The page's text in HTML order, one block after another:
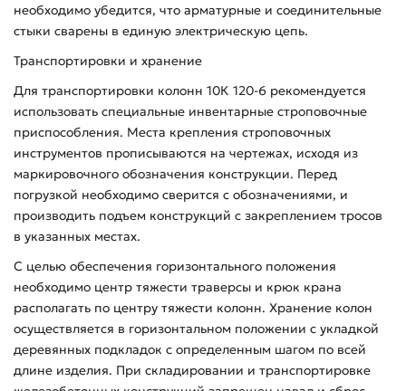
необходимо убедится, что арматурные и соединительные
стыки сварены в единую электрическую цепь.
Транспортировки и хранение
Для транспортировки колонн 10К 120-6 рекомендуется
использовать специальные инвентарные строповочные
приспособления. Места крепления строповочных
инструментов прописываются на чертежах, исходя из
маркировочного обозначения конструкции. Перед
погрузкой необходимо сверится с обозначениями, и
производить подъем конструкций с закреплением тросов
в указанных местах.
С целью обеспечения горизонтального положения
необходимо центр тяжести траверсы и крюк крана
располагать по центру тяжести колонн. Хранение колон
осуществляется в горизонтальном положении с укладкой
деревянных подкладок с определенным шагом по всей
длине изделия. При складировании и транспортировке